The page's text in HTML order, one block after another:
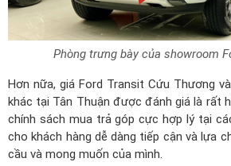
Phòng trưng bày của showroom
Hơn nữa, giá Ford Transit Cứu Thương
khác tại Tân Thuận được đánh giá là rất
chính sách mua trả góp cực hợp lý tại
cho khách hàng dễ dàng tiếp cận và lựa
cầu và mong muốn của mình.